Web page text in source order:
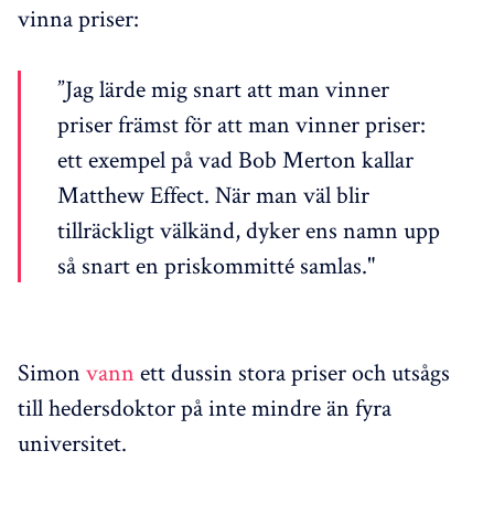
vinna priser:
”Jag lärde mig snart att man vinner
priser främst för att man vinner priser:
ett exempel på vad Bob Merton kallar
Matthew Effect. När man väl blir
tillräckligt välkänd, dyker ens namn upp
så snart en priskommitté samlas."
Simon vann ett dussin stora priser och utsågs
till hedersdoktor på inte mindre än fyra
universitet.